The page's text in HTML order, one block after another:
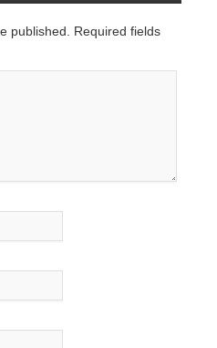
published. Required fields